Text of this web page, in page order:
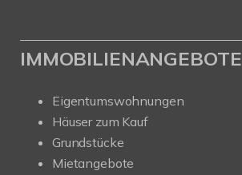
IMMOBILIENANGEBOTE
Eigentumswohnungen
Häuser zum Kauf
Grundstücke
Mietangebote